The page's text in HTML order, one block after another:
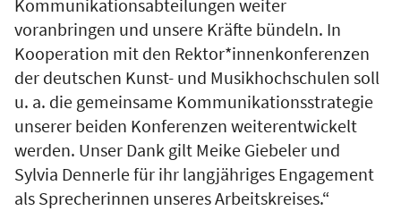
Kommunikationsabteilungen weiter
voranbringen und unsere Kräfte bündeln. In
Kooperation mit den Rektor*innenkonferenzen
der deutschen Kunst- und Musikhochschulen soll
u. a. die gemeinsame Kommunikationsstrategie
unserer beiden Konferenzen weiterentwickelt
werden. Unser Dank gilt Meike Giebeler und
Sylvia Dennerle für ihr langjähriges Engagement
als Sprecherinnen unseres Arbeitskreises.“